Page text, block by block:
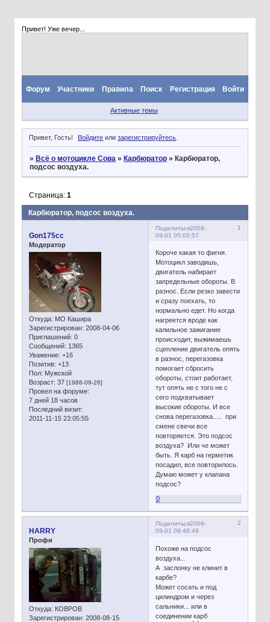
Привет! Уже вечер...
Форум Участники Правила Поиск Регистрация Войти
Активные темы
Привет, Гость! Войдите илизарегистрируйтесь.
» Всё о мотоцикле Сова » Карбюратор » Карбюратор,
подсос воздуха.
Карбюратор, подсос воздуха.
Страница: 1
Поделиться 1
2009-
09-01 05:05:57
Gon175cc
Модератор
Откуда: МО Кашира
Зарегистрирован: 2008-04-06
Приглашений: 0
Сообщений: 1365
Уважение: +16
Позитив: +13
Пол: Мужской
Возраст: 37 [1988-09-26]
Провел на форуме:
7 дней 18 часов
Последний визит:
2011-11-15 23:05:55
Короче какая то фигня.
Мотоцикл заводишь,
двигатель набирает
запредельные обороты. В
разнос. Если резко завести
и сразу поехать, то
нормально едет. Но когда
нагреется вроде как
калильное зажигание
происходит, выжимаешь
сцепление двигатель опять
в разнос, перегазовка
помогает сбросить
обороты, стоит работает,
тут опять не с того не с
сего подхватывает
высокие обороты. И все
снова перегазовка..... при
смене свечи все
повторяется. Это подсос
воздуха? Или че может
быть. Я карб на герметик
посадил, все повторилось.
Думаю может у клапана
подсос?
0
Поделиться 2
2009-
09-01 09:48:49
HARRY
Профи
Откуда: КОВРОВ
Зарегистрирован: 2008-08-15
Похоже на подсос
воздуха...
А заслонку не клинит в
карбе?
Может сосать и под
цилиндром и через
сальники... или в
соединении карб